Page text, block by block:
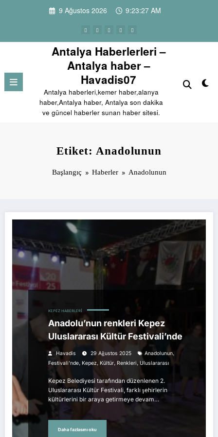
9 Ağustos 2026 9:23:27 AM
Antalya Haberlerleri –
Antalya haber –
Havadis07
Antalya haberleri,kemer haber,alanya
haber,Antalya haber, Antalya son dakika
ve güncel haberler sunan haber sitesi.
Etiket: Anadolunun
Başlangıç Haberler Anadolunun
KEPEZ HABERLERI
Anadolu’nun renkleri Kepez
Uluslararası Kültür Festivali’nde
Havadis 29 Ağustos 2025 Anadolunun,
Festivali’nde, Kepez, Kültür, Renkleri, Uluslararası
Kepez Belediyesi tarafından düzenlenen 2.
Uluslararası Kültür Festivali, farklı şehirlerin
kültürlerini bir araya getirmeye devam…
Daha fazlasını oku